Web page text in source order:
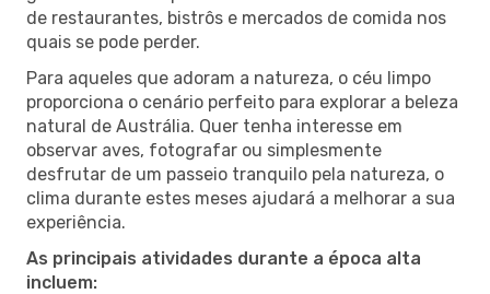
de restaurantes, bistrôs e mercados de comida nos
quais se pode perder.
Para aqueles que adoram a natureza, o céu limpo
proporciona o cenário perfeito para explorar a beleza
natural de Austrália. Quer tenha interesse em
observar aves, fotografar ou simplesmente
desfrutar de um passeio tranquilo pela natureza, o
clima durante estes meses ajudará a melhorar a sua
experiência.
As principais atividades durante a época alta
incluem: